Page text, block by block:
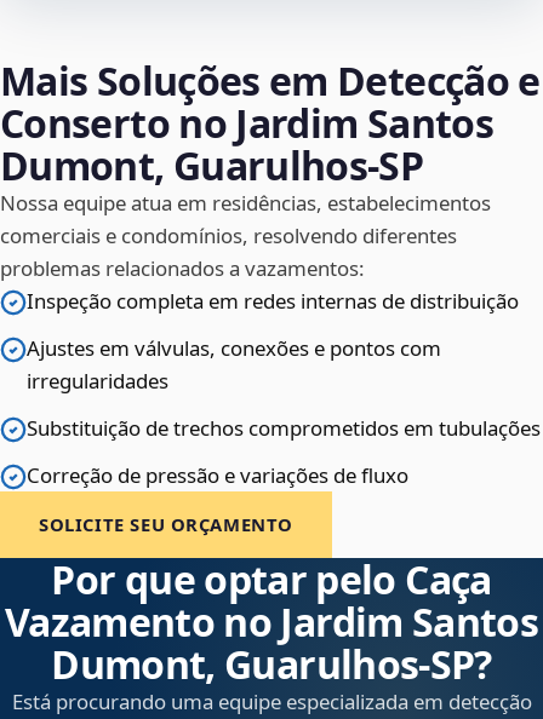
Mais Soluções em Detecção e
Conserto no Jardim Santos
Dumont, Guarulhos‑SP
Nossa equipe atua em residências, estabelecimentos
comerciais e condomínios, resolvendo diferentes
problemas relacionados a vazamentos:
Inspeção completa em redes internas de distribuição
Ajustes em válvulas, conexões e pontos com
irregularidades
Substituição de trechos comprometidos em tubulações
Correção de pressão e variações de fluxo
SOLICITE SEU ORÇAMENTO
Por que optar pelo Caça
Vazamento no Jardim Santos
Dumont, Guarulhos‑SP?
Está procurando uma equipe especializada em detecção